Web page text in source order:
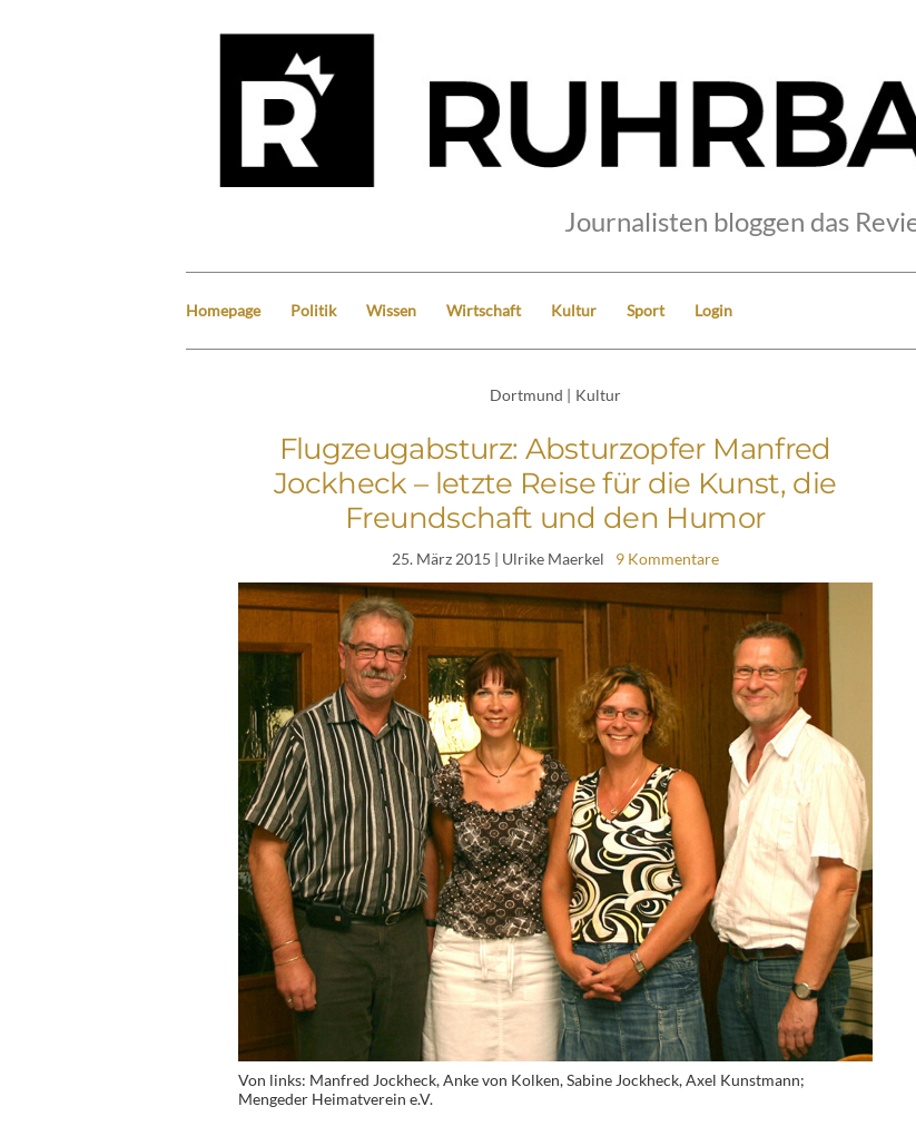
Journalisten bloggen das
Homepage Politik Wissen Wirtschaft Kultur Sport Login
Dortmund | Kultur
Flugzeugabsturz: Absturzopfer Manfred
Jockheck – letzte Reise für die Kunst, die
Freundschaft und den Humor
25. März 2015 | Ulrike Maerkel 9 Kommentare
Von links: Manfred Jockheck, Anke von Kolken, Sabine Jockheck, Axel Kunstmann;
Mengeder Heimatverein e.V.